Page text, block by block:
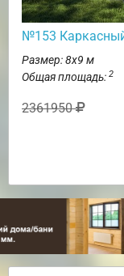
№153
Размер: 8х9 м
Общая площадь: 2
2361950